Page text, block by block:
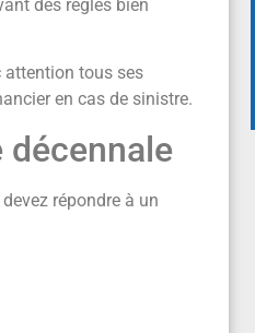
des règles bien
attention tous ses
en cas de sinistre.
décennale
répondre à un